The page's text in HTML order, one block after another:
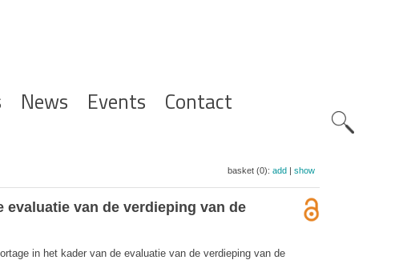
News Events Contact
basket (0): add| show
evaluatie van de verdieping van de
in het kader van de evaluatie van de verdieping van de